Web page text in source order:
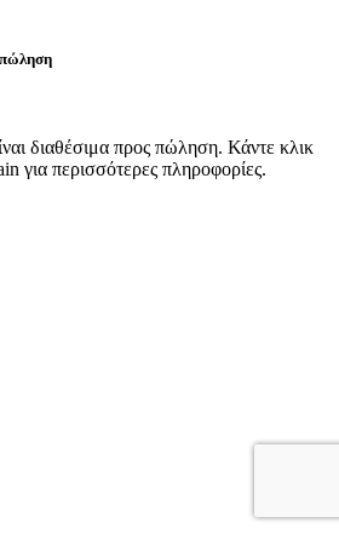
διαθέσιμα προς πώληση. Κάντε κλικ
για περισσότερες πληροφορίες.